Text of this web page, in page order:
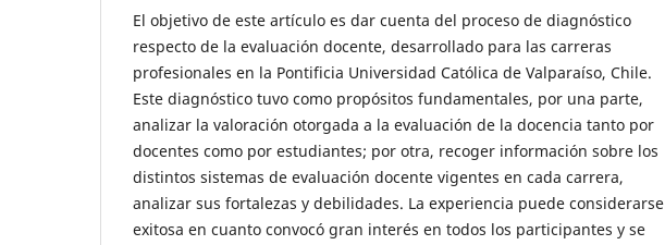
El objetivo de este artículo es dar cuenta del proceso de diagnóstico
respecto de la evaluación docente, desarrollado para las carreras
profesionales en la Pontificia Universidad Católica de Valparaíso, Chile.
Este diagnóstico tuvo como propósitos fundamentales, por una parte,
analizar la valoración otorgada a la evaluación de la docencia tanto por
docentes como por estudiantes; por otra, recoger información sobre los
distintos sistemas de evaluación docente vigentes en cada carrera,
analizar sus fortalezas y debilidades. La experiencia puede considerarse
exitosa en cuanto convocó gran interés en todos los participantes y se